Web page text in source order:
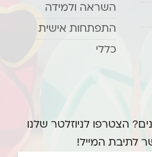
השראה ולמידה
התפתחות אישית
כללי
הצטרפו לניוזלטר שלנו
לתיבת המייל!